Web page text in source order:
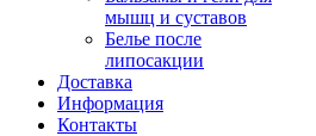
мышц и суставов
Белье после
липосакции
Доставка
Информация
Контакты